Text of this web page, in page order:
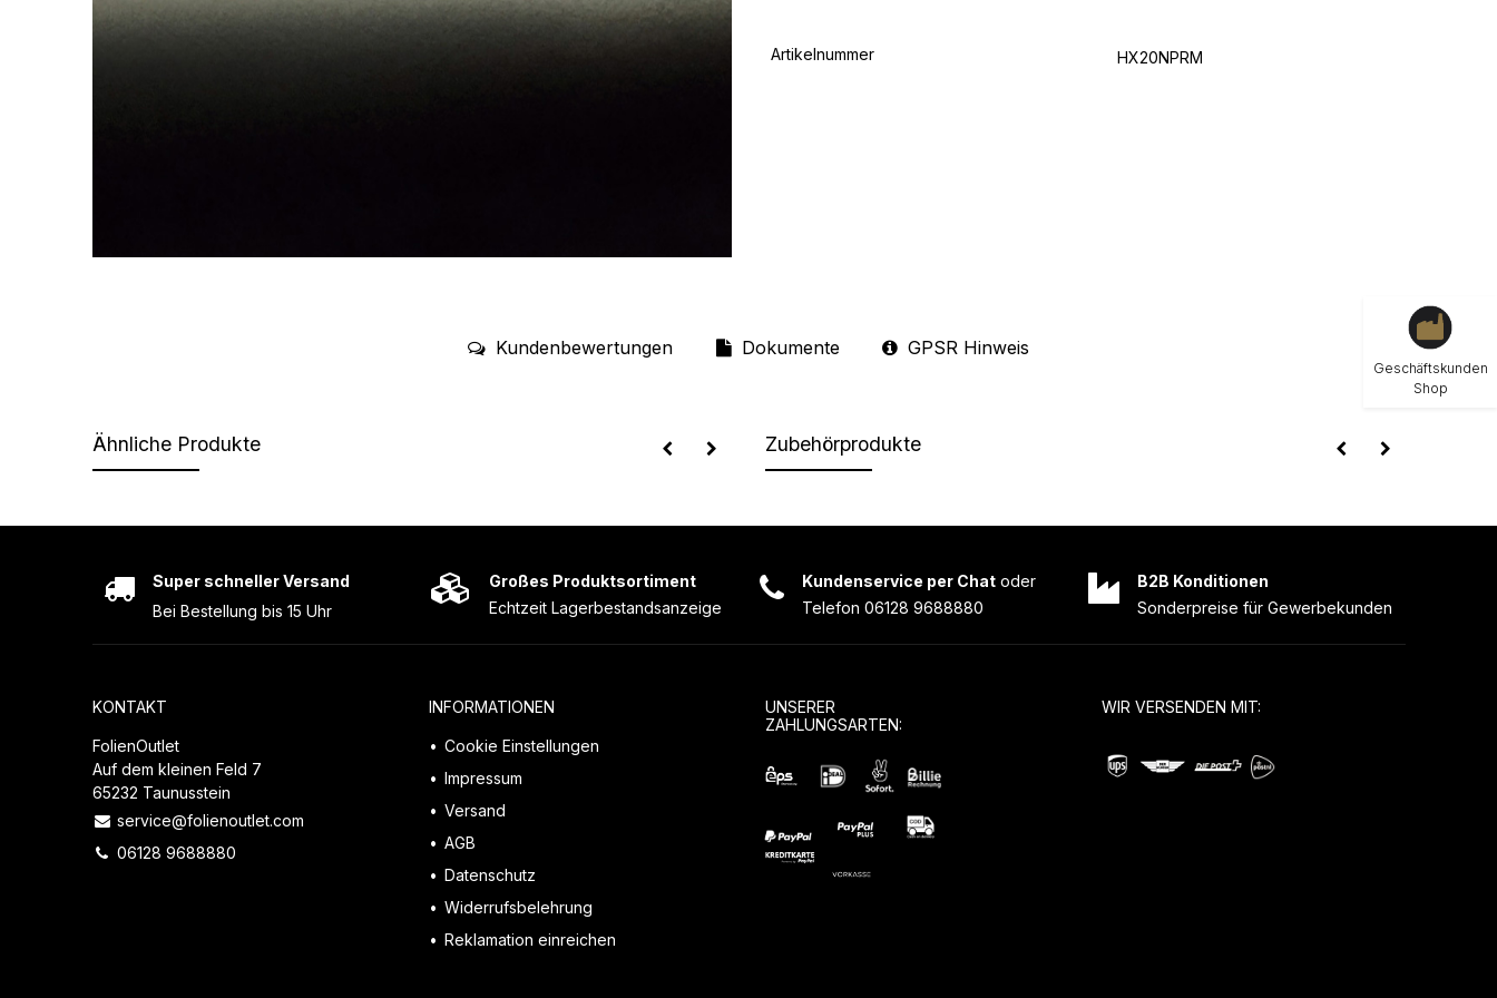
Artikelnummer HX20NPRM
Kundenbewertungen Dokumente GPSR Hinweis
Ähnliche Produkte Zubehörprodukte
Großes Produktsortiment
Echtzeit Lagerbestandsanzeige
Kundenservice per Chat oder
Telefon 06128 9688880
Super schneller Versand
Bei Bestellung bis 15 Uhr
B2B Konditionen
Sonderpreise für Gewerbekunden
KONTAKT
FolienOutlet
Auf dem kleinen Feld 7
65232 Taunusstein
service@folienoutlet.com
06128 9688880
INFORMATIONEN
Cookie Einstellungen
Impressum
Versand
AGB
Datenschutz
Widerrufsbelehrung
Reklamation einreichen
UNSERER
ZAHLUNGSARTEN:
WIR VERSENDEN MIT:
Geschäftskunden
Shop